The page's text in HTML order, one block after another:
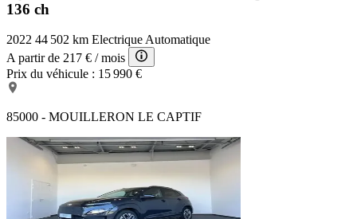
136 ch
2022 44 502 km Electrique Automatique
A partir de 217 € / mois
Prix du véhicule : 15 990 €
85000 - MOUILLERON LE CAPTIF